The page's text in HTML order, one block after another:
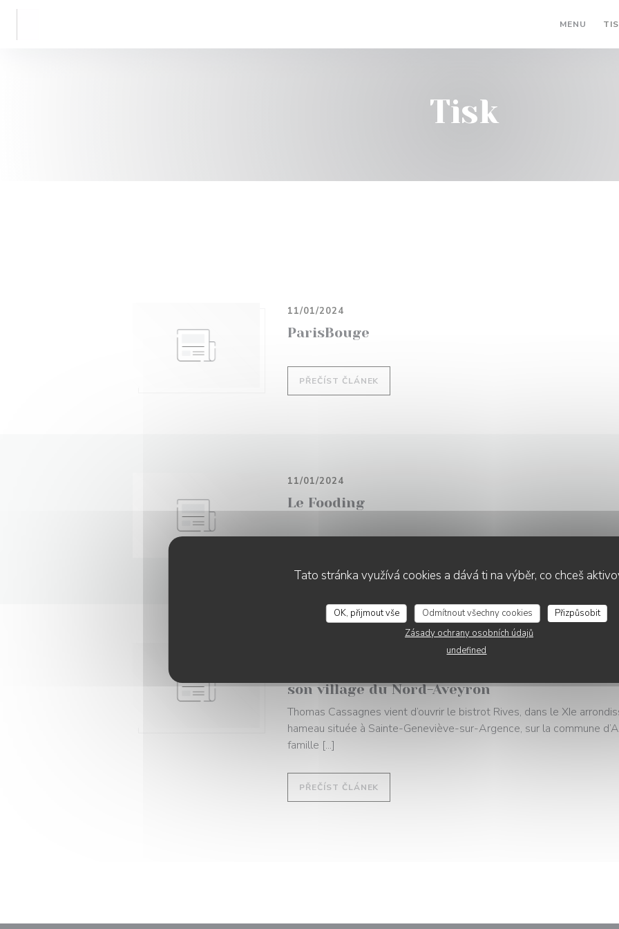
Panel pro správu cookies
Tato stránka využívá cookies a dává ti na výběr, co chceš
OK, přijmout vše Odmítnout všechny cookies
Přizpůsobit
Zásady ochrany osobních údajů
undefined
MENU
Tisk
ParisBouge
11/01/2024
PŘEČÍST ČLÁNEK
Le Fooding
11/01/2024
son village du Nord-Aveyron
Thomas Cassagnes vient d’ouvrir le bistrot Rives, dans le XIe
hameau située à Sainte-Geneviève-sur-Argence, sur la commune
famille [...]
PŘEČÍST ČLÁNEK